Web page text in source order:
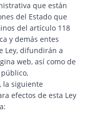
que están
del Estado que
del artículo 118
y demás entes
Ley, difundirán a
web, así como de
la siguiente
efectos de esta Ley